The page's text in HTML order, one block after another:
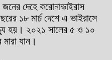
দেহে করোনাভাইরাস
১৮ মার্চ দেশে এ ভাইরাসে
হয়। ২০২১ সালের ৫ ও ১০
যান।